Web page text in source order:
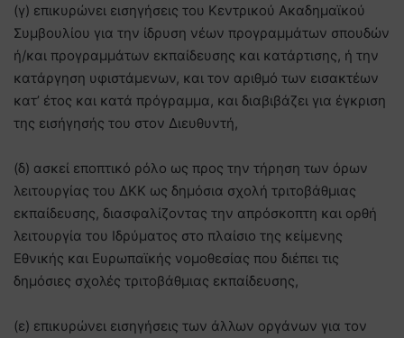
(γ) επικυρώνει εισηγήσεις του Κεντρικού Ακαδημαϊκού
Συμβουλίου για την ίδρυση νέων προγραμμάτων σπουδών
ή/και προγραμμάτων εκπαίδευσης και κατάρτισης, ή την
κατάργηση υφιστάμενων, και τον αριθμό των εισακτέων
κατ’ έτος και κατά πρόγραμμα, και διαβιβάζει για έγκριση
της εισήγησής του στον Διευθυντή,
(δ) ασκεί εποπτικό ρόλο ως προς την τήρηση των όρων
λειτουργίας του ΔΚΚ ως δημόσια σχολή τριτοβάθμιας
εκπαίδευσης, διασφαλίζοντας την απρόσκοπτη και ορθή
λειτουργία του Ιδρύματος στο πλαίσιο της κείμενης
Εθνικής και Ευρωπαϊκής νομοθεσίας που διέπει τις
δημόσιες σχολές τριτοβάθμιας εκπαίδευσης,
(ε) επικυρώνει εισηγήσεις των άλλων οργάνων για τον